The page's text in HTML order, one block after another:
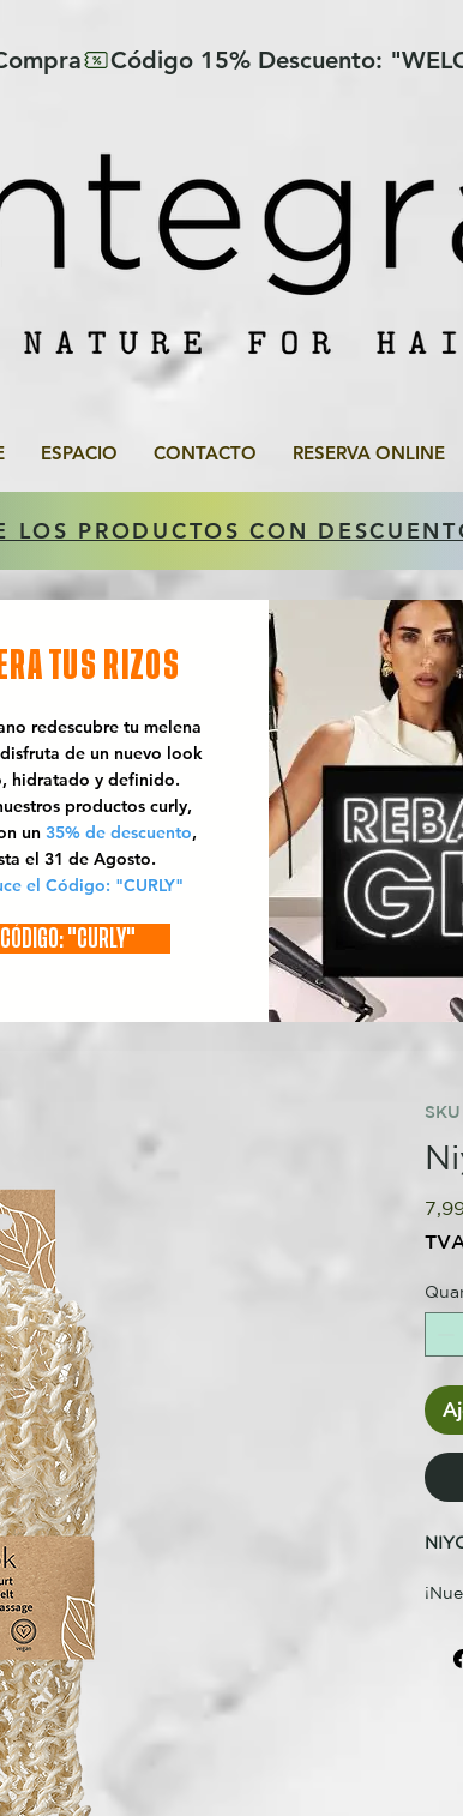
ESPACIO CONTACTO RESERVA ONLINE
LOS PRODUCTOS CON
TUS RIZOS
redescubre tu melena
de un nuevo look
hidratado y definido.
productos curly,
un 35% de descuento,
el 31 de Agosto.
el Código: "CURLY"
CÓDIGO: "CURLY"